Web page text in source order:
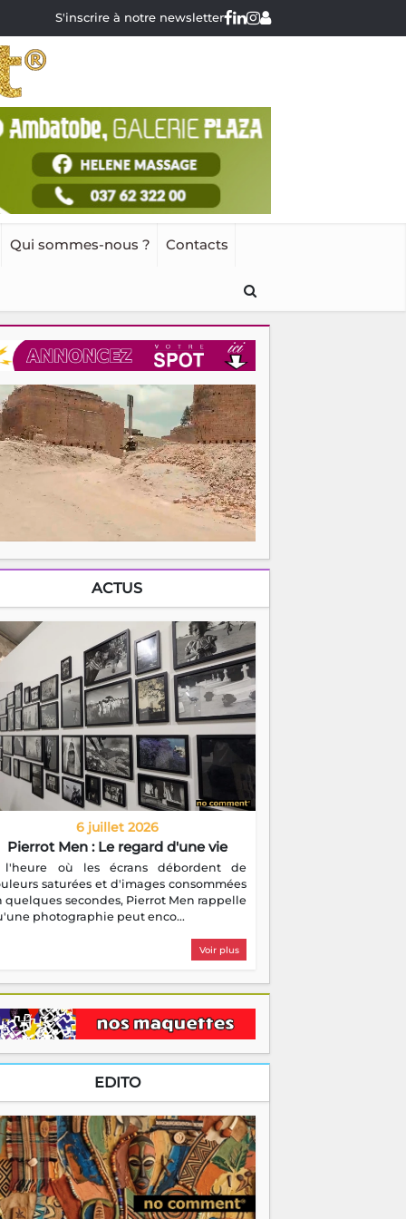
S'inscrire à notre newsletter
Qui sommes-nous ? Contacts
ACTUS
6 juillet 2026
Pierrot Men : Le regard d'une vie
l'heure où les écrans débordent de
saturées et d'images consommées
quelques secondes, Pierrot Men rappelle
photographie peut enco...
Voir plus
EDITO